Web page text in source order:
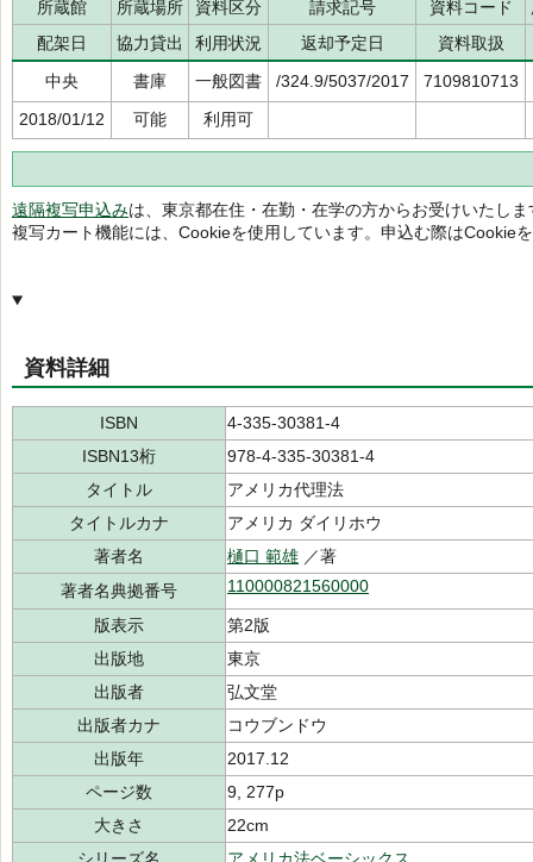
所蔵館 所蔵場所 資料区分 請求記号 資料コード
配架日
協力貸出 利用状況 返却予定日
資料取扱
中央
書庫 一般図書 /324.9/5037/2017
7109810713
2018/01/12
可能 利用可
遠隔複写申込みは、東京都在住・在勤・在学の方からお受けいたしま
複写カート機能には、Cookieを使用しています。申込む際はCookie
資料詳細
ISBN
4-335-30381-4
ISBN13桁
978-4-335-30381-4
タイトル
アメリカ代理法
タイトルカナ
アメリカ ダイリホウ
著者名
樋口 範雄 ／著
著者名典拠番号
110000821560000
版表示
第2版
出版地
東京
出版者
弘文堂
出版者カナ
コウブンドウ
出版年
2017.12
ページ数
9, 277p
大きさ
22cm